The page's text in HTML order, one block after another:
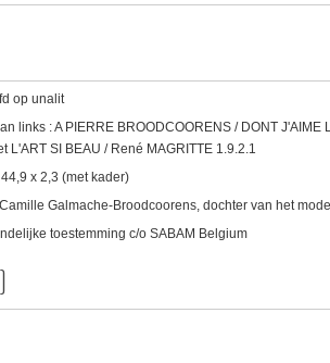
op unalit
links : A PIERRE BROODCOORENS / DONT J'AIME
L'ART SI BEAU / René MAGRITTE 1.9.2.1
x 2,3 (met kader)
Galmache-Broodcoorens, dochter van het
toestemming c/o SABAM Belgium